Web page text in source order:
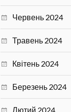
Червень 2024
Травень 2024
Квітень 2024
Березень 2024
Лютий 2024